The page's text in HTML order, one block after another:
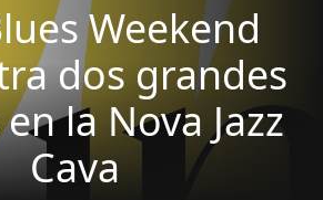
Weekend
dos grandes
la Nova Jazz
Cava